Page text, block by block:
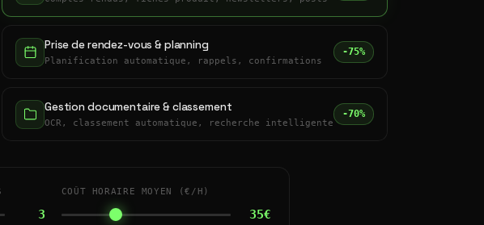
Prise de rendez-vous & planning
Planification automatique, rappels, confirmations
-75%
Gestion documentaire & classement
OCR, classement automatique, recherche intelligente
-70%
3
COÛT HORAIRE MOYEN (€/H)
35€